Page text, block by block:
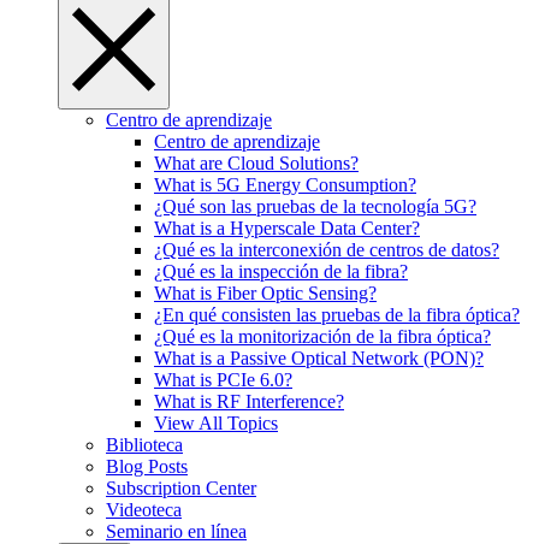
Centro de aprendizaje
Centro de aprendizaje
What are Cloud Solutions?
What is 5G Energy Consumption?
¿Qué son las pruebas de la tecnología 5G?
What is a Hyperscale Data Center?
¿Qué es la interconexión de centros de datos?
¿Qué es la inspección de la fibra?
What is Fiber Optic Sensing?
¿En qué consisten las pruebas de la fibra óptica?
¿Qué es la monitorización de la fibra óptica?
What is a Passive Optical Network (PON)?
What is PCIe 6.0?
What is RF Interference?
View All Topics
Biblioteca
Blog Posts
Subscription Center
Videoteca
Seminario en línea